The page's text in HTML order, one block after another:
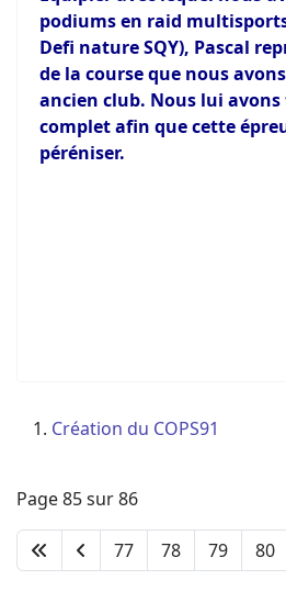
podiums en raid
Defi nature SQY), Pascal
de la course que nous
ancien club. Nous lui
complet afin que cette
péréniser.
Création du COPS91
Page 85 sur 86
77 78 79 80